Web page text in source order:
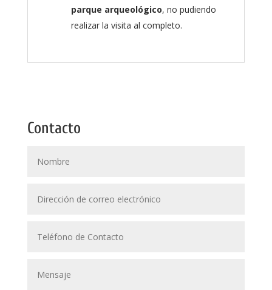
parque arqueológico, no pudiendo
realizar la visita al completo.
Contacto